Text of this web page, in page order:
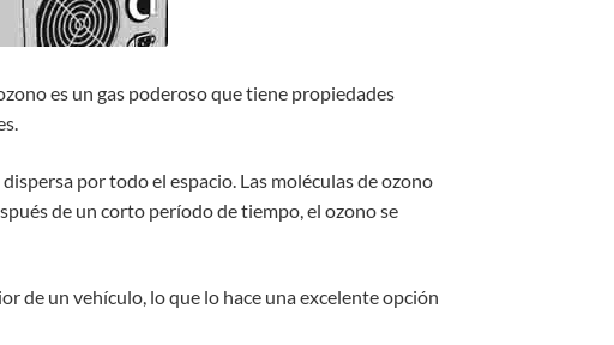
es un gas poderoso que tiene propiedades
por todo el espacio. Las moléculas de ozono
de un corto período de tiempo, el ozono se
de un vehículo, lo que lo hace una excelente opción